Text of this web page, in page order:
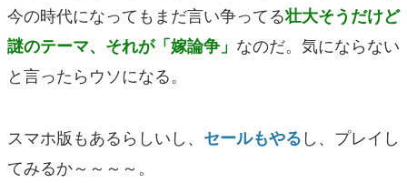
今の時代になってもまだ言い争ってる壮大そうだけど
謎のテーマ、それが「嫁論争」 なのだ。気にならない
と言ったらウソになる。
スマホ版もあるらしいし、 セールもやるし、プレイし
てみるか～～～～。